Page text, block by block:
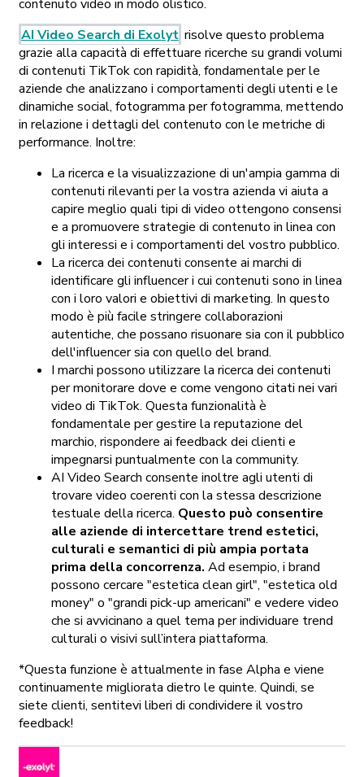
contenuto video in modo olistico.
AI Video Search di Exolyt risolve questo problema
grazie alla capacità di effettuare ricerche su grandi volumi
di contenuti TikTok con rapidità, fondamentale per le
aziende che analizzano i comportamenti degli utenti e le
dinamiche social, fotogramma per fotogramma, mettendo
in relazione i dettagli del contenuto con le metriche di
performance. Inoltre:
La ricerca e la visualizzazione di un'ampia gamma di
contenuti rilevanti per la vostra azienda vi aiuta a
capire meglio quali tipi di video ottengono consensi
e a promuovere strategie di contenuto in linea con
gli interessi e i comportamenti del vostro pubblico.
La ricerca dei contenuti consente ai marchi di
identificare gli influencer i cui contenuti sono in linea
con i loro valori e obiettivi di marketing. In questo
modo è più facile stringere collaborazioni
autentiche, che possano risuonare sia con il pubblico
dell'influencer sia con quello del brand.
I marchi possono utilizzare la ricerca dei contenuti
per monitorare dove e come vengono citati nei vari
video di TikTok. Questa funzionalità è
fondamentale per gestire la reputazione del
marchio, rispondere ai feedback dei clienti e
impegnarsi puntualmente con la community.
AI Video Search consente inoltre agli utenti di
trovare video coerenti con la stessa descrizione
testuale della ricerca. Questo può consentire
alle aziende di intercettare trend estetici,
culturali e semantici di più ampia portata
prima della concorrenza. Ad esempio, i brand
possono cercare "estetica clean girl", "estetica old
money" o "grandi pick-up americani" e vedere video
che si avvicinano a quel tema per individuare trend
culturali o visivi sull’intera piattaforma.
*Questa funzione è attualmente in fase Alpha e viene
continuamente migliorata dietro le quinte. Quindi, se
siete clienti, sentitevi liberi di condividere il vostro
feedback!